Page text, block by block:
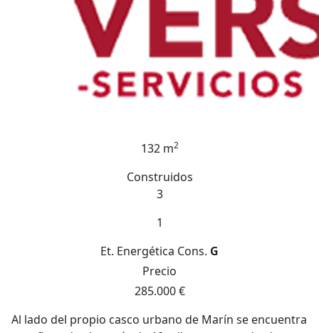
132 m2
Construidos
3
1
Et. Energética Cons. G
Precio
285.000 €
Al lado del propio casco urbano de Marín se encuentra